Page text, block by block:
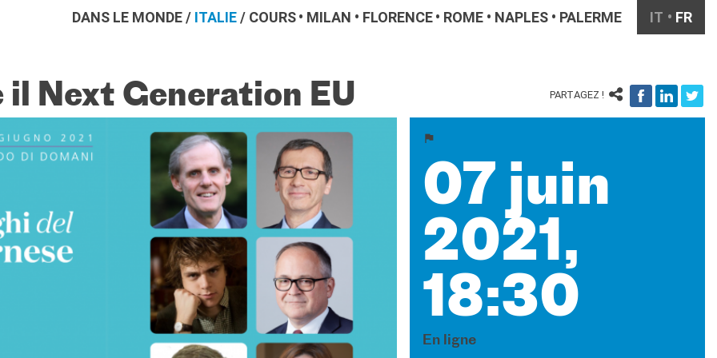
DANS LE MONDE/ ITALIE/ COURS MILAN FLORENCE ROME NAPLES PALERME IT FR
Next Generation EU PARTAGEZ !
07 juin
2021,
18:30
En ligne